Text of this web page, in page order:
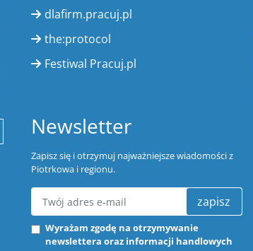
dlafirm.pracuj.pl
the:protocol
Festiwal Pracuj.pl
Newsletter
Zapisz się i otrzymuj najważniejsze wiadomości z
Piotrkowa i regionu.
zapisz
Wyrażam zgodę na otrzymywanie
newslettera oraz informacji handlowych